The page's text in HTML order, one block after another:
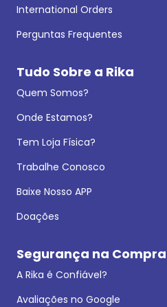
International Orders
Perguntas Frequentes
Tudo Sobre a Rika
Quem Somos?
Onde Estamos?
Tem Loja Física?
Trabalhe Conosco
Baixe Nosso APP
Doações
Segurança na Compra
A Rika é Confiável?
Avaliações no Google